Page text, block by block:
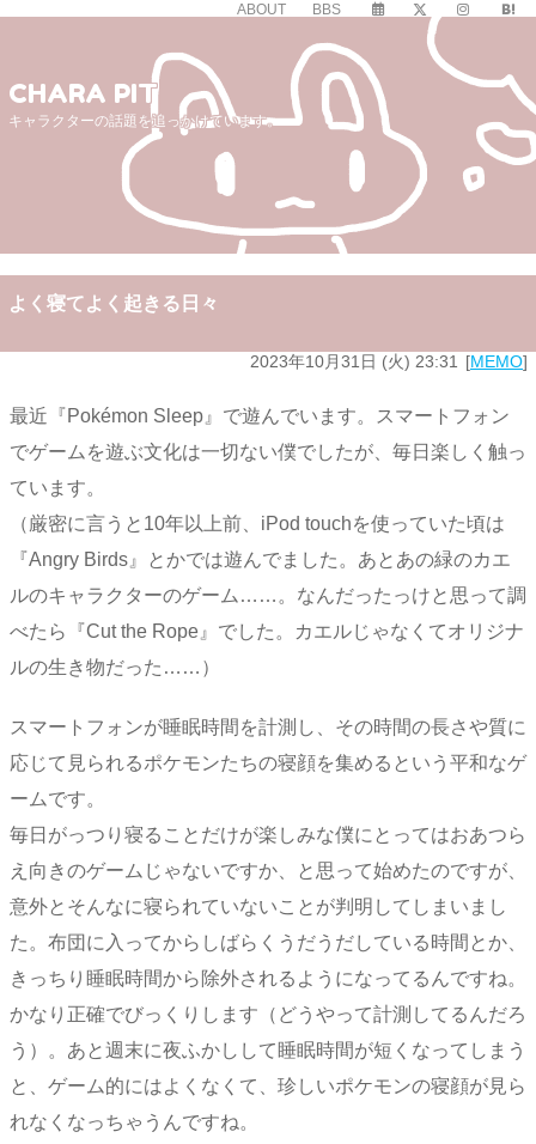
ABOUT BBS
CHARA PIT
キャラクターの話題を追っかけています。
よく寝てよく起きる日々
2023年10月31日 (火) 23:31 MEMO
最近『Pokémon Sleep』で遊んでいます。スマートフォン
でゲームを遊ぶ文化は一切ない僕でしたが、毎日楽しく触っ
ています。
（厳密に言うと10年以上前、iPod touchを使っていた頃は
『Angry Birds』とかでは遊んでました。あとあの緑のカエ
ルのキャラクターのゲーム……。なんだったっけと思って調
べたら『Cut the Rope』でした。カエルじゃなくてオリジナ
ルの生き物だった……）
スマートフォンが睡眠時間を計測し、その時間の長さや質に
応じて見られるポケモンたちの寝顔を集めるという平和なゲ
ームです。
毎日がっつり寝ることだけが楽しみな僕にとってはおあつら
え向きのゲームじゃないですか、と思って始めたのですが、
意外とそんなに寝られていないことが判明してしまいまし
た。布団に入ってからしばらくうだうだしている時間とか、
きっちり睡眠時間から除外されるようになってるんですね。
かなり正確でびっくりします（どうやって計測してるんだろ
う）。あと週末に夜ふかしして睡眠時間が短くなってしまう
と、ゲーム的にはよくなくて、珍しいポケモンの寝顔が見ら
れなくなっちゃうんですね。